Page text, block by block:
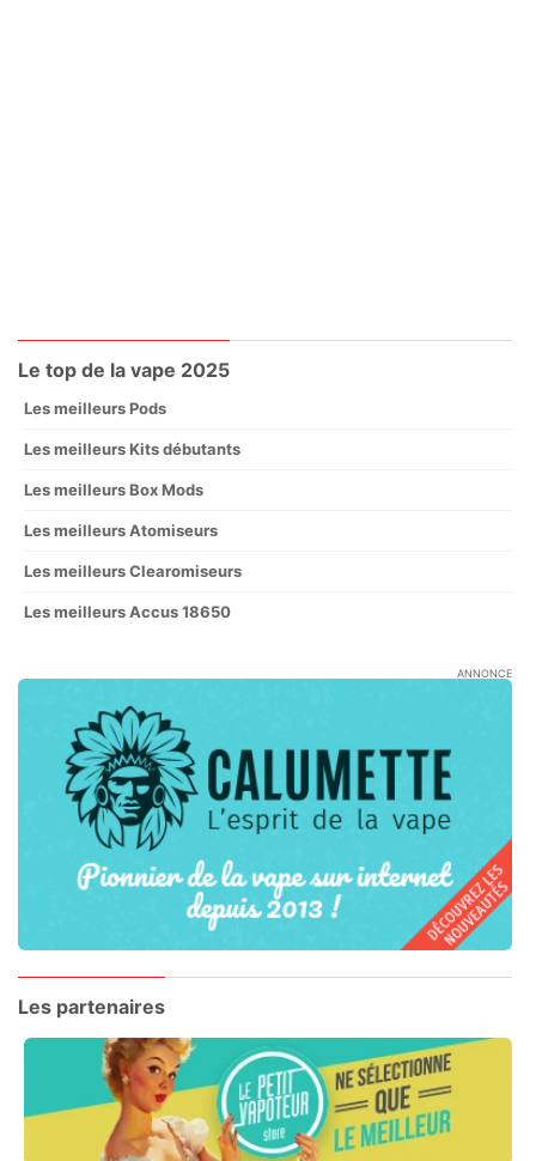
Le top de la vape 2025
Les meilleurs Pods
Les meilleurs Kits débutants
Les meilleurs Box Mods
Les meilleurs Atomiseurs
Les meilleurs Clearomiseurs
Les meilleurs Accus 18650
ANNONCE
Les partenaires